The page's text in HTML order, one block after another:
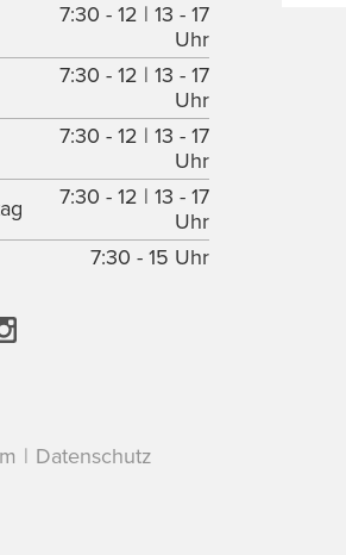
7:30 - 12 | 13 - 17
Uhr
7:30 - 12 | 13 - 17
Uhr
7:30 - 12 | 13 - 17
Uhr
7:30 - 12 | 13 - 17
Uhr
7:30 - 15 Uhr
Datenschutz